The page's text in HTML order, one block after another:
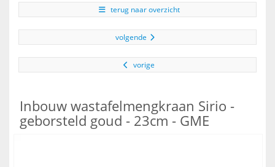
terug naar overzicht
volgende
vorige
Inbouw wastafelmengkraan Sirio -
geborsteld goud - 23cm - GME